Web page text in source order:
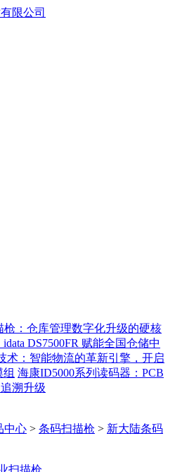
枪：仓库管理数字化升级的硬核
DS7500FR 赋能全国仓储中
术：智能物流的革新引擎，开启
海康ID5000系列读码器：PCB
溯升级
中心 > 条码扫描枪 > 新大陆条码